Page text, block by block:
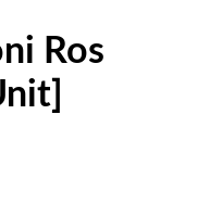
Ros